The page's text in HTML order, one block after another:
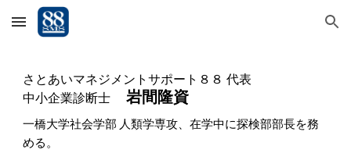
Skip to main content Skip to navigation
さとあいマネジメントサポート８８ 代表
中小企業診断士岩間隆資
一橋大学社会学部 人類学専攻、在学中に探検部部長を務
める。